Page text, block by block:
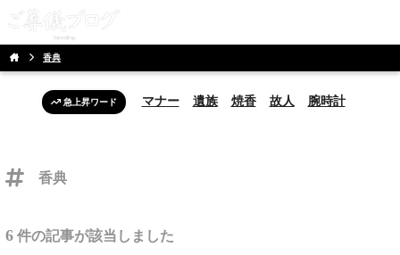
香典
急上昇ワード マナー 遺族 焼香 故人 腕時計
香典
6 件の記事が該当しました